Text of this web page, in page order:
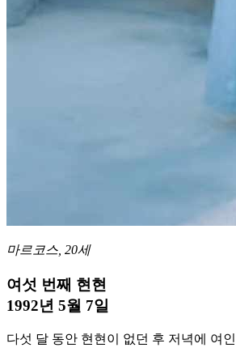
마르코스, 20세
여섯 번째 현현
1992년 5월 7일
다섯 달 동안 현현이 없던 후 저녁에 여